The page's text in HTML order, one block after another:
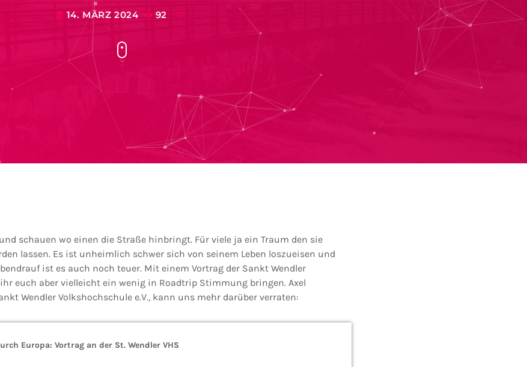
today 14. MÄRZ 2024 92
schauen wo einen die Straße hinbringt. Für viele ja ein Traum den sie
lassen. Es ist unheimlich schwer sich von seinem Leben loszueisen und
ist es auch noch teuer. Mit einem Vortrag der Sankt Wendler
euch aber vielleicht ein wenig in Roadtrip Stimmung bringen. Axel
Wendler Volkshochschule e.V., kann uns mehr darüber verraten:
Europa: Vortrag an der St. Wendler VHS